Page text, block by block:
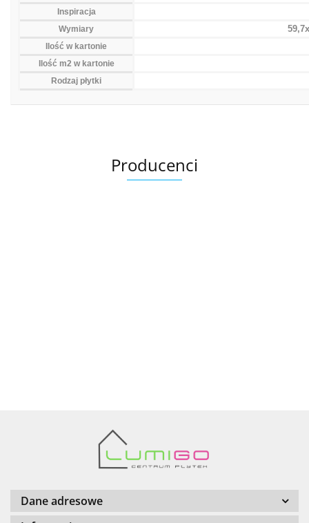
Inspiracja
Wymiary
Ilość w kartonie
Ilość m2 w kartonie
Rodzaj płytki
Producenci
Barwolf
Dane adresowe